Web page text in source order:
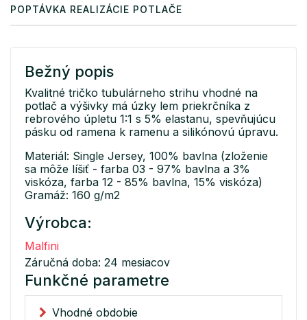
POPTÁVKA REALIZÁCIE POTLAČE
Bežný popis
Kvalitné tričko tubulárneho strihu vhodné na
potlač a výšivky má úzky lem priekrčníka z
rebrového úpletu 1:1 s 5% elastanu, spevňujúcu
pásku od ramena k ramenu a silikónovú úpravu.
Materiál: Single Jersey, 100% bavlna (zloženie
sa môže líšiť - farba 03 - 97% bavlna a 3%
viskóza, farba 12 - 85% bavlna, 15% viskóza)
Gramáž: 160 g/m2
Výrobca:
Malfini
Záručná doba: 24 mesiacov
Funkčné parametre
Vhodné obdobie